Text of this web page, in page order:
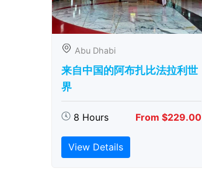
Abu Dhabi
来自中国的阿布扎比​​法拉利世
界
8 Hours From $229.00
View Details